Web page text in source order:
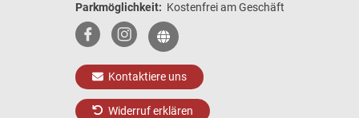
Parkmöglichkeit: Kostenfrei am Geschäft
Kontaktiere uns
Widerruf erklären